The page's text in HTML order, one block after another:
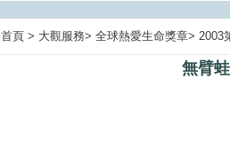
首頁 > 大觀服務> 全球熱愛生命獎章>
無臂